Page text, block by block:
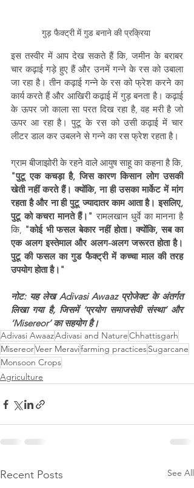
गुड़ फैक्ट्री में गुड बनाने की प्रक्रिया
इस तस्वीर में आप देख सकते हैं कि, जमीन के बराबर
चार कढ़ाई गड़े हुए हैं और उनमें गन्ने के रस को उबाला
जा रहा है। तीन कढ़ाई गन्ने के रस को फ्रेश करने का
कार्य करते हैं और आखिरी कढ़ाई में गुड़ बनता है। कढ़ाई
के ऊपर जो काला सा परत दिख रहा है, वह मरी है जो
ऊपर आ रहा है। पुटू के रस को उसी कढ़ाई में चार
लीटर डाल कर उबलने से गन्ने का रस फ्रेश रहता है।
"पुटू एक कचड़ा है, जिस कारण किसान लोग उसकी
खेती नहीं करते हैं। क्योंकि, ना ही उसका मार्केट में मांग
रहता है और ना ही पुटू ज्यादातर काम आता है। इसलिए,
पुटू को कचरा मानते हैं।" रामलखान धुर्वे का मानना है
कि, "कोई भी फसल बेकार नहीं होता। क्योंकि, सब का
एक अलग इस्तेमाल और अलग-अलग जरूरत होता है।
पुटू की फसल का गुड फैक्ट्री में कच्चा माल की तरह
उपयोग होता है।"
नोट: यह लेख Adivasi Awaaz प्रोजेक्ट के अंतर्गत
लिखा गया है, जिसमें ‘प्रयोग समाजसेवी संस्था’ और
‘Misereor’ का सहयोग है।
Adivasi AwaazAdivasi and NatureChhattisgarh
MisereorVeer Meravifarming practicesSugarcane
Monsoon Crops
Agriculture
Recent Posts See All